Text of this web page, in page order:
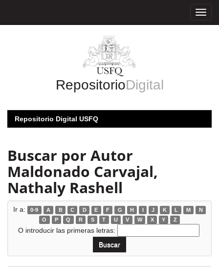
RepositorioDigital
Repositorio Digital USFQ
Buscar por Autor
Maldonado Carvajal,
Nathaly Rashell
Ir a: 0-9 A B C D E F G H I J K L M
N
O
P Q R S T U V W X Y Z
O introducir las primeras letras: